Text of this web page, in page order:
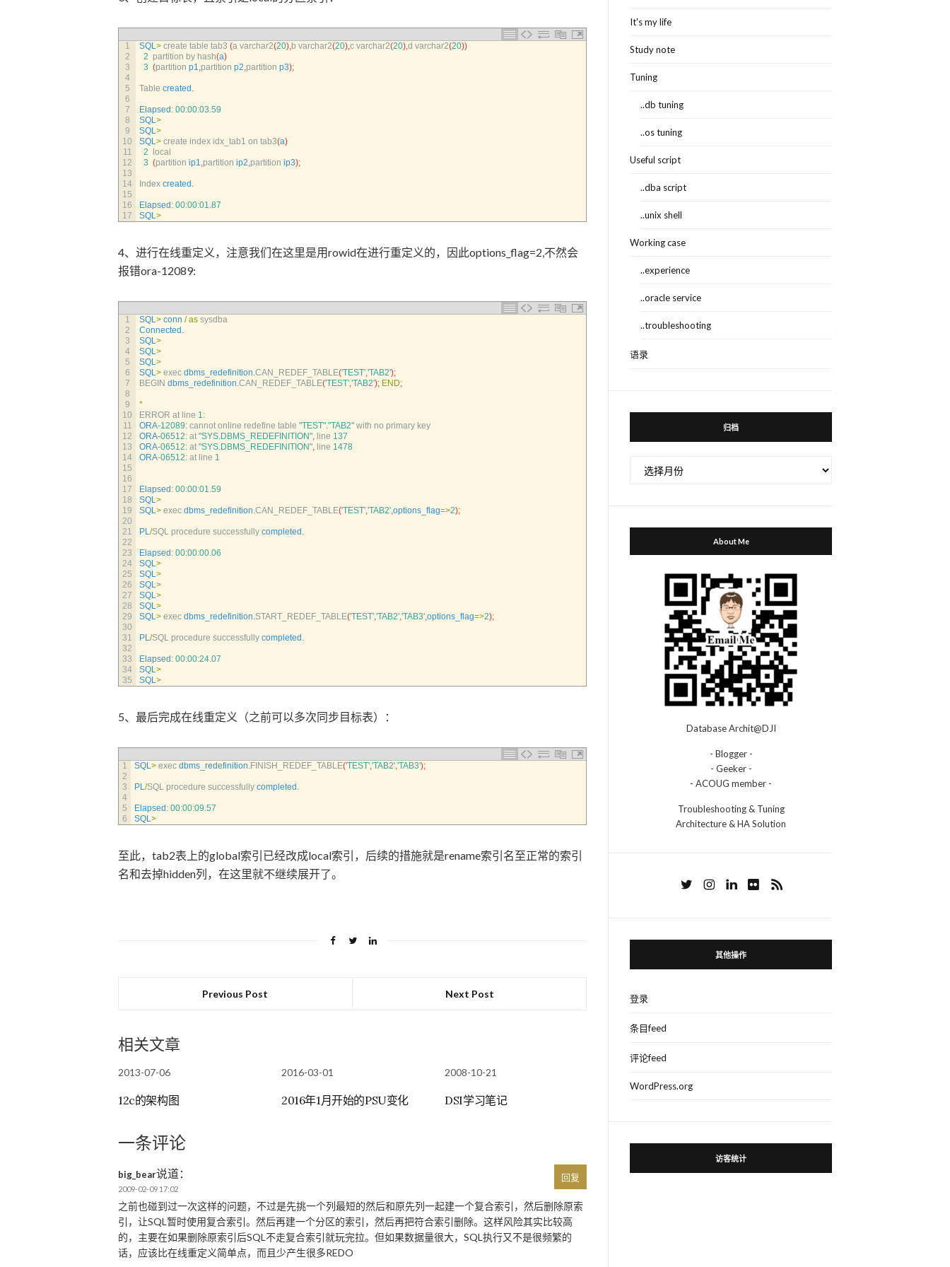
1
2
3
4
5
6
7
8
9
10
11
12
13
14
15
16
17
SQL> create table tab3 (a varchar2(20),b varchar2(20),c varchar2(20),d varchar2(20))
2 partition by hash(a)
3 (partition p1,partition p2,partition p3);
Table created .
Elapsed : 00:00:03.59
SQL>
SQL>
SQL> create index idx_tab1 on tab3(a)
2
local
3 (partition ip1,partition ip2,partition ip3);
Index created .
Elapsed : 00:00:01.87
SQL>
4、进行在线重定义，注意我们在这里是用rowid在进行重定义的，因此options_flag=2,不然会
报错ora-12089:
1
2
3
4
5
6
7
8
9
10
11
12
13
14
15
16
17
18
19
20
21
22
23
24
25
26
27
28
29
30
31
32
33
34
35
SQL> conn / as sysdba
Connected .
SQL>
SQL>
SQL>
SQL> exec dbms_redefinition.CAN_REDEF_TABLE('TEST','TAB2');
BEGIN dbms_redefinition.CAN_REDEF_TABLE('TEST','TAB2'); END;
*
ERROR at line 1:
ORA-12089: cannot online redefine table "TEST"."TAB2" with no primary key
ORA-06512: at "SYS.DBMS_REDEFINITION", line 137
ORA-06512: at "SYS.DBMS_REDEFINITION", line 1478
ORA-06512: at line 1
Elapsed : 00:00:01.59
SQL>
SQL> exec dbms_redefinition.CAN_REDEF_TABLE('TEST','TAB2',options_flag=>2);
PL/SQL procedure successfully completed .
Elapsed : 00:00:00.06
SQL>
SQL>
SQL>
SQL>
SQL>
SQL> exec dbms_redefinition.START_REDEF_TABLE('TEST','TAB2','TAB3',options_flag=>2);
PL/SQL procedure successfully completed .
Elapsed : 00:00:24.07
SQL>
SQL>
5、最后完成在线重定义（之前可以多次同步目标表）：
1
2
3
4
5
6
SQL> exec dbms_redefinition.FINISH_REDEF_TABLE('TEST','TAB2','TAB3');
PL/SQL procedure successfully completed .
Elapsed : 00:00:09.57
SQL>
至此，tab2表上的global索引已经改成local索引，后续的措施就是rename索引名至正常的索引
名和去掉hidden列，在这里就不继续展开了。
Previous Post Next Post
相关文章
2013-07-06
12c的架构图
2016-03-01
2016年1月开始的PSU变化
2008-10-21
DSI学习笔记
一条评论
big_bear说道：
2009-02-09 17:02
之前也碰到过一次这样的问题，不过是先挑一个列最短的然后和原先列一起建一个复合索引，然后删除原索
引，让SQL暂时使用复合索引。然后再建一个分区的索引，然后再把符合索引删除。这样风险其实比较高
的，主要在如果删除原索引后SQL不走复合索引就玩完拉。但如果数据量很大，SQL执行又不是很频繁的
话，应该比在线重定义简单点，而且少产生很多REDO
回复
It's my life
Study note
Tuning
..db tuning
..os tuning
Useful script
..dba script
..unix shell
Working case
..experience
..oracle service
..troubleshooting
语录
归档
About Me
Database Archit@DJI
- Blogger -
- Geeker -
- ACOUG member -
Troubleshooting & Tuning
Architecture & HA Solution
其他操作
登录
条目feed
评论feed
WordPress.org
访客统计